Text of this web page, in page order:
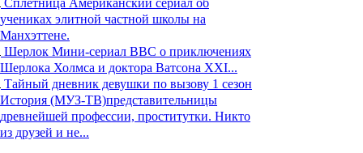
Сплетница Американский сериал об
учениках элитной частной школы на
Манхэттене.
Шерлок Мини-сериал BBC о приключениях
Шерлока Холмса и доктора Ватсона XXI...
Тайный дневник девушки по вызову 1 сезон
История (МУЗ-ТВ)представительницы
древнейшей профессии, проститутки. Никто
из друзей и не...